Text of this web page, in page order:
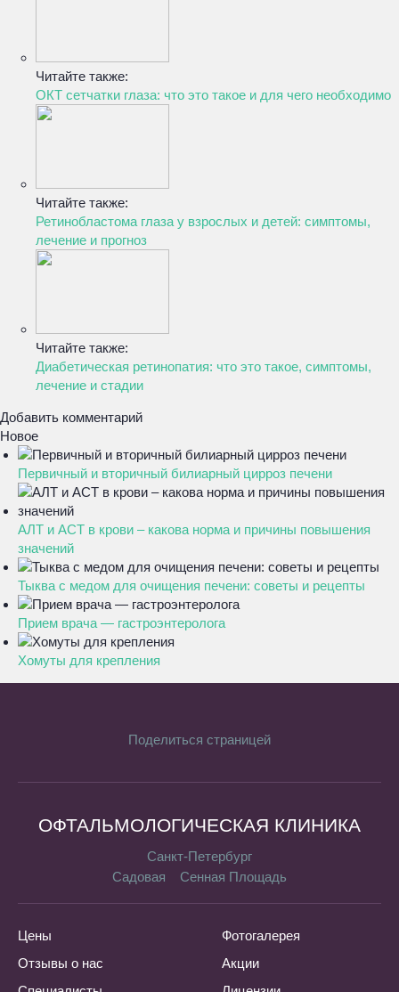
Читайте также:
ОКТ сетчатки глаза: что это такое и для чего необходимо
Читайте также:
Ретинобластома глаза у взрослых и детей: симптомы,
лечение и прогноз
Читайте также:
Диабетическая ретинопатия: что это такое, симптомы,
лечение и стадии
Добавить комментарий
Новое
Первичный и вторичный билиарный цирроз печени
АЛТ и АСТ в крови – какова норма и причины повышения
значений
Тыква с медом для очищения печени: советы и рецепты
Прием врача — гастроэнтеролога
Хомуты для крепления
Поделиться страницей
ОФТАЛЬМОЛОГИЧЕСКАЯ КЛИНИКА
Санкт-Петербург
Садовая
Сенная Площадь
Цены
Отзывы о нас
Фотогалерея
Акции